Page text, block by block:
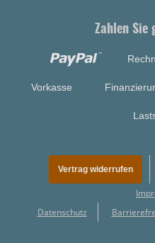
Zahlen Sie
Vorkasse
Vertrag widerrufen
Datenschutz